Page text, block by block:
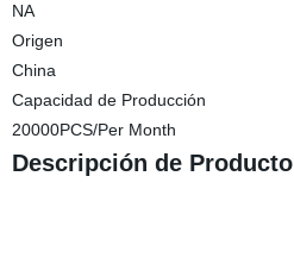
NA
Origen
China
Capacidad de Producción
20000PCS/Per Month
Descripción de Producto